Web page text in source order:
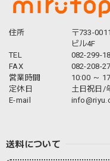
住所
〒733-
ビル4F
TEL
082-299-
FAX
082-208-
営業時間
10:00 ～
定休日
土日祝日/
E-mail
送料について